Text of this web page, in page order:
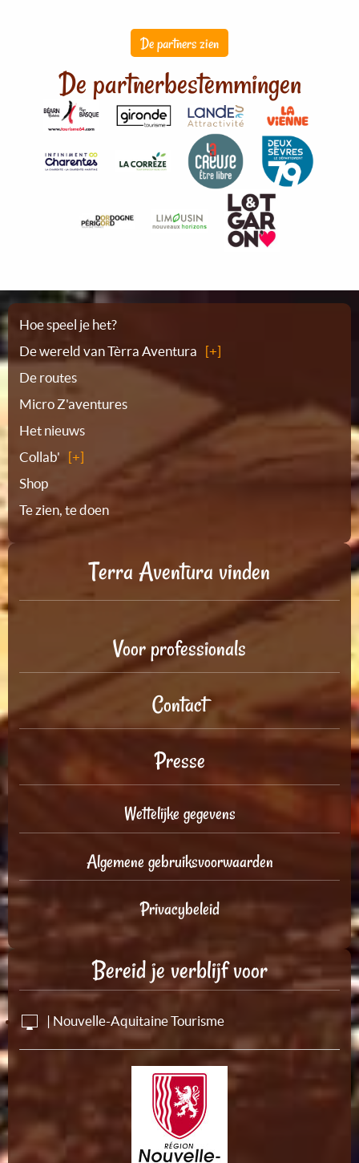
De partners zien
De partnerbestemmingen
Plattegrond
Hoe speel je het?
De wereld van Tèrra Aventura
De routes
Micro Z'aventures
Het nieuws
Collab'
Shop
Te zien, te doen
Terra Aventura vinden
Voor professionals
Contact
Presse
Wettelijke gegevens
Algemene gebruiksvoorwaarden
Privacybeleid
Bereid je verblijf voor
| Nouvelle-Aquitaine Tourisme